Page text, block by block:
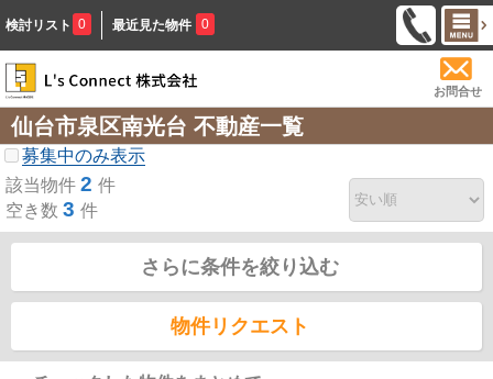
検討リスト 0 最近見た物件 0
お問合せ
仙台市泉区南光台 不動産一覧
募集中のみ表示
該当物件 2 件
空き数 3 件
さらに条件を絞り込む
物件リクエスト